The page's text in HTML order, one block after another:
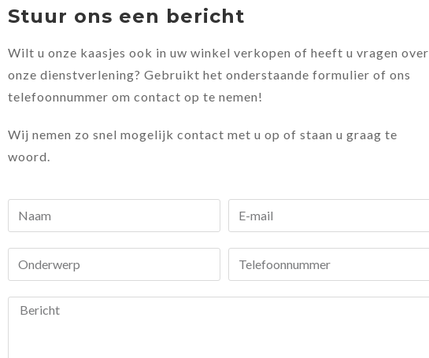
Stuur ons een bericht
Wilt u onze kaasjes ook in uw winkel verkopen of heeft u vragen over
onze dienstverlening? Gebruikt het onderstaande formulier of ons
telefoonnummer om contact op te nemen!
Wij nemen zo snel mogelijk contact met u op of staan u graag te
woord.